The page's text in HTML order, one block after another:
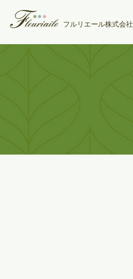
フルリエール株式会社